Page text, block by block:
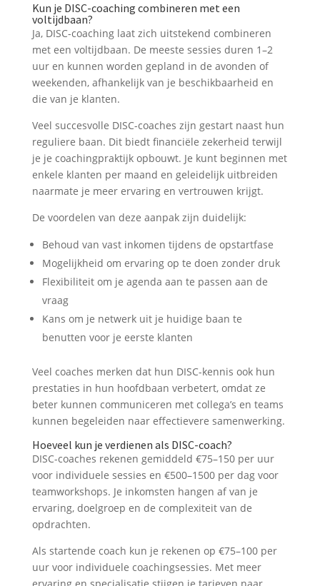
Kun je DISC-coaching combineren met een
voltijdbaan?
Ja, DISC-coaching laat zich uitstekend combineren
met een voltijdbaan. De meeste sessies duren 1–2
uur en kunnen worden gepland in de avonden of
weekenden, afhankelijk van je beschikbaarheid en
die van je klanten.
Veel succesvolle DISC-coaches zijn gestart naast hun
reguliere baan. Dit biedt financiële zekerheid terwijl
je je coachingpraktijk opbouwt. Je kunt beginnen met
enkele klanten per maand en geleidelijk uitbreiden
naarmate je meer ervaring en vertrouwen krijgt.
De voordelen van deze aanpak zijn duidelijk:
Behoud van vast inkomen tijdens de opstartfase
Mogelijkheid om ervaring op te doen zonder druk
Flexibiliteit om je agenda aan te passen aan de
vraag
Kans om je netwerk uit je huidige baan te
benutten voor je eerste klanten
Veel coaches merken dat hun DISC-kennis ook hun
prestaties in hun hoofdbaan verbetert, omdat ze
beter kunnen communiceren met collega’s en teams
kunnen begeleiden naar effectievere samenwerking.
Hoeveel kun je verdienen als DISC-coach?
DISC-coaches rekenen gemiddeld €75–150 per uur
voor individuele sessies en €500–1500 per dag voor
teamworkshops. Je inkomsten hangen af van je
ervaring, doelgroep en de complexiteit van de
opdrachten.
Als startende coach kun je rekenen op €75–100 per
uur voor individuele coachingsessies. Met meer